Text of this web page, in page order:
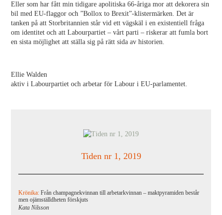
Eller som har fått min tidigare apolitiska 66-åriga mor att dekorera sin
bil med EU-flaggor och ”Bollox to Brexit”-klistermärken. Det är
tanken på att Storbritannien står vid ett vägskäl i en existentiell fråga
om identitet och att Labourpartiet – vårt parti – riskerar att fumla bort
en sista möjlighet att ställa sig på rätt sida av historien.
Ellie Walden
aktiv i Labourpartiet och arbetar för Labour i EU-parlamentet.
Tiden nr 1, 2019
Krönika:Från champagnekvinnan till arbetarkvinnan – maktpyramiden består
men ojämställdheten förskjuts
Kata Nilsson